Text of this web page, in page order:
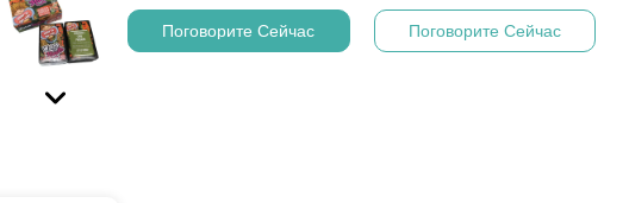
Поговорите Сейчас Поговорите Сейчас